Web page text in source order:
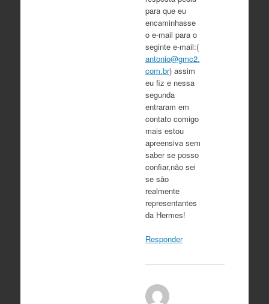
para que eu
encaminhasse
o e-mail para o
seginte e-mail:(
antonio@gmc2.
com.br) assim
eu fiz e nessa
segunda
entraram em
contato comigo
mais estou
apreensiva sem
saber se posso
confiar,não sei
se são
realmente
representantes
da Hermes!
Responder